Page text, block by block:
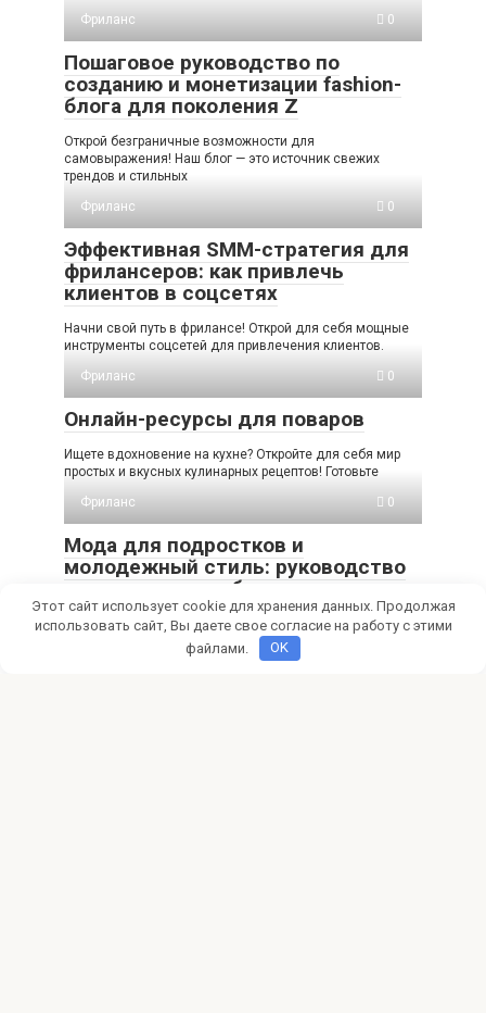
Фриланс
0
Пошаговое руководство по
созданию и монетизации fashion-
блога для поколения Z
Открой безграничные возможности для
самовыражения! Наш блог — это источник свежих
трендов и стильных
Фриланс
0
Эффективная SMM-стратегия для
фрилансеров: как привлечь
клиентов в соцсетях
Начни свой путь в фрилансе! Открой для себя мощные
инструменты соцсетей для привлечения клиентов.
Фриланс
0
Онлайн-ресурсы для поваров
Ищете вдохновение на кухне? Откройте для себя мир
простых и вкусных кулинарных рецептов! Готовьте
Фриланс
0
Мода для подростков и
молодежный стиль: руководство
по монетизации блога
Мечтаешь о модном блоге и доходе? Узнай, как создать
успешный fashion-блог для подростков, привлечь
Этот сайт использует cookie для хранения данных. Продолжая
использовать сайт, Вы даете свое согласие на работу с этими
файлами.
OK